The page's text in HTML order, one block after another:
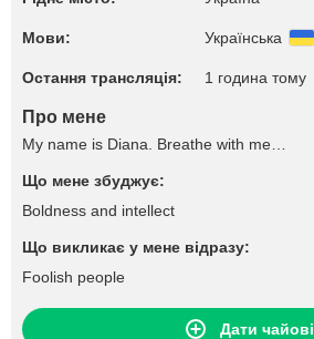
Мови: Українська
Остання трансляція: 1 година тому
Про мене
My name is Diana. Breathe with me…
Що мене збуджує:
Boldness and intellect
Що викликає у мене відразу:
Foolish people
Дати чайові